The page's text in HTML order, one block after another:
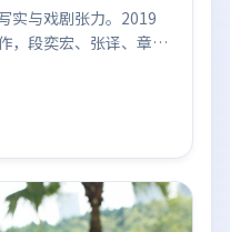
实与戏剧张力。2019
，段奕宏、张译、章子
，影像风格统一，配乐